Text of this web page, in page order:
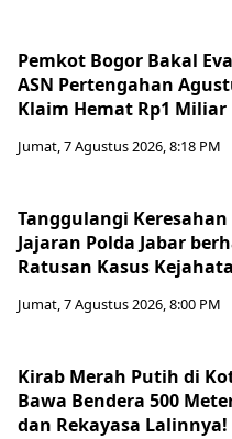
Pemkot Bogor Bakal
ASN Pertengahan
Klaim Hemat Rp1 Miliar
Jumat, 7 Agustus 2026, 8:18 PM
Tanggulangi
Jajaran Polda Jabar
Ratusan Kasus
Jumat, 7 Agustus 2026, 8:00 PM
Kirab Merah Putih di
Bawa Bendera 500
dan Rekayasa Lalinnya!